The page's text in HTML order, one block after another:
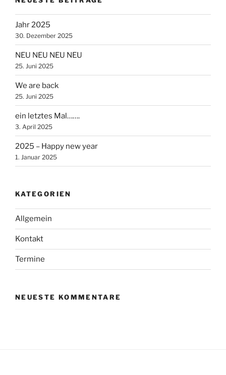
Jahr 2025
30. Dezember 2025
NEU NEU NEU NEU
25. Juni 2025
We are back
25. Juni 2025
ein letztes Mal…….
3. April 2025
2025 – Happy new year
1. Januar 2025
KATEGORIEN
Allgemein
Kontakt
Termine
NEUESTE KOMMENTARE